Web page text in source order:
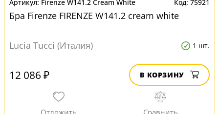
Firenze W141.2 Cream White 75921
Бра Firenze FIRENZE W141.2 cream white
Lucia Tucci (Италия) 1 шт.
12 086 ₽ В КОРЗИНУ